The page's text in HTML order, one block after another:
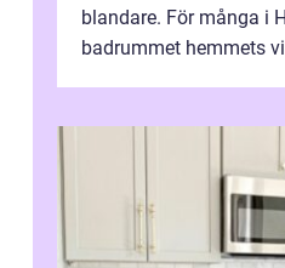
blandare. För många i
badrummet hemmets